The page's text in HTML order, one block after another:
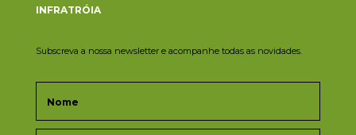
INFRATRÓIA
Subscreva a nossa newsletter e acompanhe todas as novidades.